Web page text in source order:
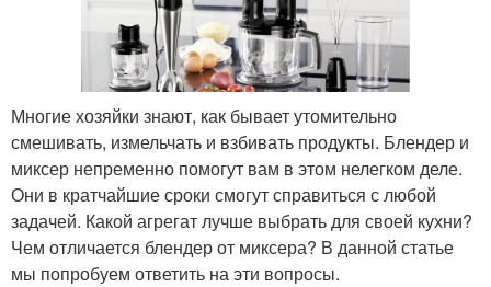
Многие хозяйки знают, как бывает утомительно
смешивать, измельчать и взбивать продукты. Блендер и
миксер непременно помогут вам в этом нелегком деле.
Они в кратчайшие сроки смогут справиться с любой
задачей. Какой агрегат лучше выбрать для своей кухни?
Чем отличается блендер от миксера? В данной статье
мы попробуем ответить на эти вопросы.